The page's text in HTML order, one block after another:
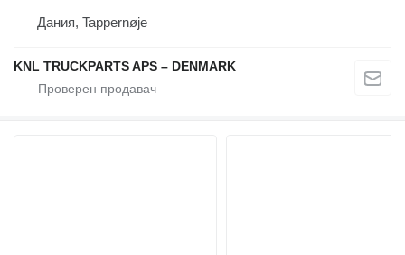
Дания, Tappernøje
KNL TRUCKPARTS APS – DENMARK